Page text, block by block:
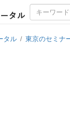
タル / 東京のセミナ